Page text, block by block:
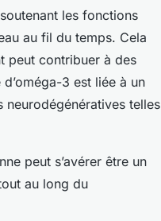
les fonctions
au fil du temps. Cela
peut contribuer à des
3 est liée à un
telles
peut s’avérer être un
au long du